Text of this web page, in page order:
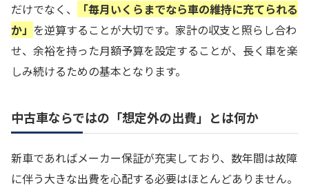
だけでなく、
「毎月いくらまでなら車の維持に充てられる
か」 を逆算することが大切です。家計の収支と照らし合わ
せ、余裕を持った月額予算を設定することが、長く車を楽
しみ続けるための基本となります。
中古車ならではの「想定外の出費」とは何か
新車であればメーカー保証が充実しており、数年間は故障
に伴う大きな出費を心配する必要はほとんどありません。